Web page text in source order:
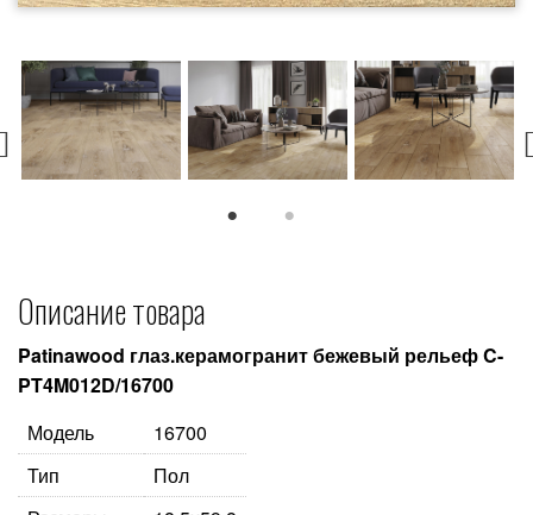
Описание товара
Patinawood глаз.керамогранит бежевый рельеф C-
PT4M012D/16700
Модель
16700
Тип
Пол